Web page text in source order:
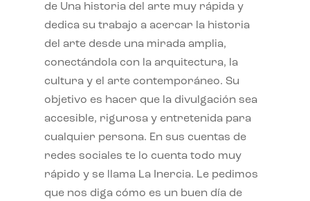
de Una historia del arte muy rápida y
dedica su trabajo a acercar la historia
del arte desde una mirada amplia,
conectándola con la arquitectura, la
cultura y el arte contemporáneo. Su
objetivo es hacer que la divulgación sea
accesible, rigurosa y entretenida para
cualquier persona. En sus cuentas de
redes sociales te lo cuenta todo muy
rápido y se llama La Inercia. Le pedimos
que nos diga cómo es un buen día de